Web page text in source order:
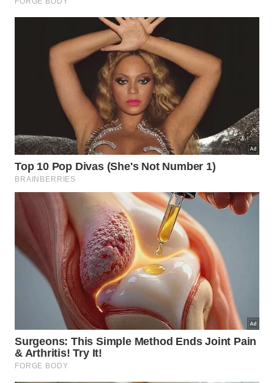
O alongamento matinal melhora a circulação e a postura
facilitando o dia a dia.
Imagem gerada por inteligência artificial
Quais grupos musculares devo
alongar ao acordar?
Para que oalongamento matinal completocumpra
seu papel, é importante incluir os principais grupos
usados nas atividades diárias, contemplando parte
superior, inferior e região central do corpo. A ideia é
realizar movimentos simples e controlados,
respeitando limites individuais e evitando qualquer
sensação de dor.